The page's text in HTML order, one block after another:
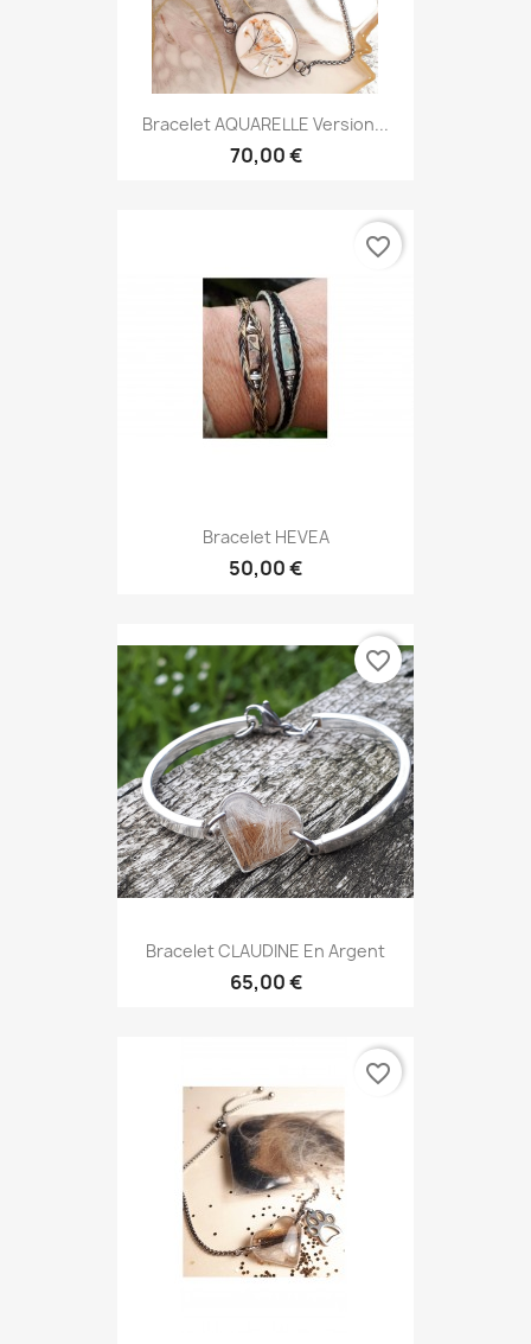
Bracelet AQUARELLE Version...
70,00 €
Bracelet HEVEA
50,00 €
favorite_border
Bracelet CLAUDINE En Argent
65,00 €
favorite_border
favorite_border